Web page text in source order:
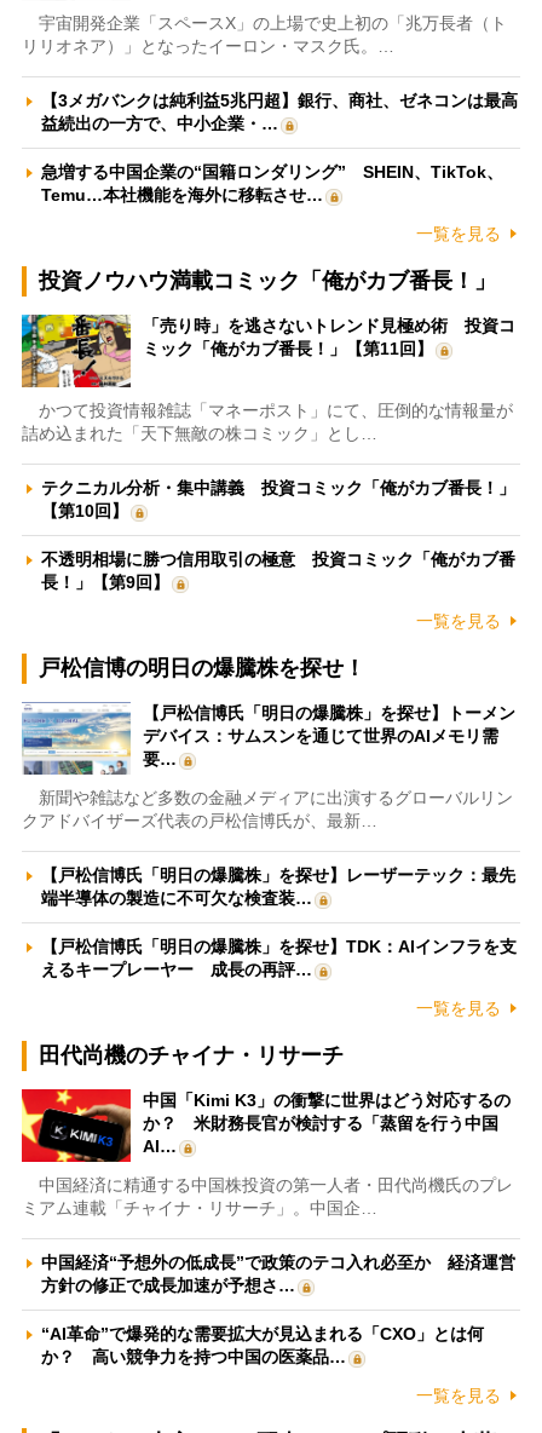
宇宙開発企業「スペースX」の上場で史上初の「兆万長者（ト
リリオネア）」となったイーロン・マスク氏。…
【3メガバンクは純利益5兆円超】銀行、商社、ゼネコンは最高
益続出の一方で、中小企業・…
急増する中国企業の“国籍ロンダリング” SHEIN、TikTok、
Temu…本社機能を海外に移転させ…
一覧を見る
投資ノウハウ満載コミック「俺がカブ番長！」
「売り時」を逃さないトレンド見極め術 投資コ
ミック「俺がカブ番長！」【第11回】
かつて投資情報雑誌「マネーポスト」にて、圧倒的な情報量が
詰め込まれた「天下無敵の株コミック」とし…
テクニカル分析・集中講義 投資コミック「俺がカブ番長！」
【第10回】
不透明相場に勝つ信用取引の極意 投資コミック「俺がカブ番
長！」【第9回】
一覧を見る
戸松信博の明日の爆騰株を探せ！
【戸松信博氏「明日の爆騰株」を探せ】トーメン
デバイス：サムスンを通じて世界のAIメモリ需
要…
新聞や雑誌など多数の金融メディアに出演するグローバルリン
クアドバイザーズ代表の戸松信博氏が、最新…
【戸松信博氏「明日の爆騰株」を探せ】レーザーテック：最先
端半導体の製造に不可欠な検査装…
【戸松信博氏「明日の爆騰株」を探せ】TDK：AIインフラを支
えるキープレーヤー 成長の再評…
一覧を見る
田代尚機のチャイナ・リサーチ
中国「Kimi K3」の衝撃に世界はどう対応するの
か？ 米財務長官が検討する「蒸留を行う中国
AI…
中国経済に精通する中国株投資の第一人者・田代尚機氏のプレ
ミアム連載「チャイナ・リサーチ」。中国企…
中国経済“予想外の低成長”で政策のテコ入れ必至か 経済運営
方針の修正で成長加速が予想さ…
“AI革命”で爆発的な需要拡大が見込まれる「CXO」とは何
か？ 高い競争力を持つ中国の医薬品…
一覧を見る